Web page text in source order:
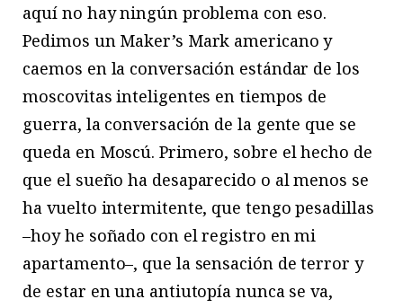
aquí no hay ningún problema con eso.
Pedimos un Maker’s Mark americano y
caemos en la conversación estándar de los
moscovitas inteligentes en tiempos de
guerra, la conversación de la gente que se
queda en Moscú. Primero, sobre el hecho de
que el sueño ha desaparecido o al menos se
ha vuelto intermitente, que tengo pesadillas
–hoy he soñado con el registro en mi
apartamento–, que la sensación de terror y
de estar en una antiutopía nunca se va,